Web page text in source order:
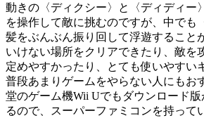
動きの〈ディクシー〉と〈ディディー
を操作して敵に挑むのですが、中でも
髪をぶんぶん振り回して浮遊すること
いけない場所をクリアできたり、敵を
定めやすかったり、とても使いやすい
普段あまりゲームをやらない人にもお
堂のゲーム機Wii Uでもダウンロード
るので、スーパーファミコンを持って